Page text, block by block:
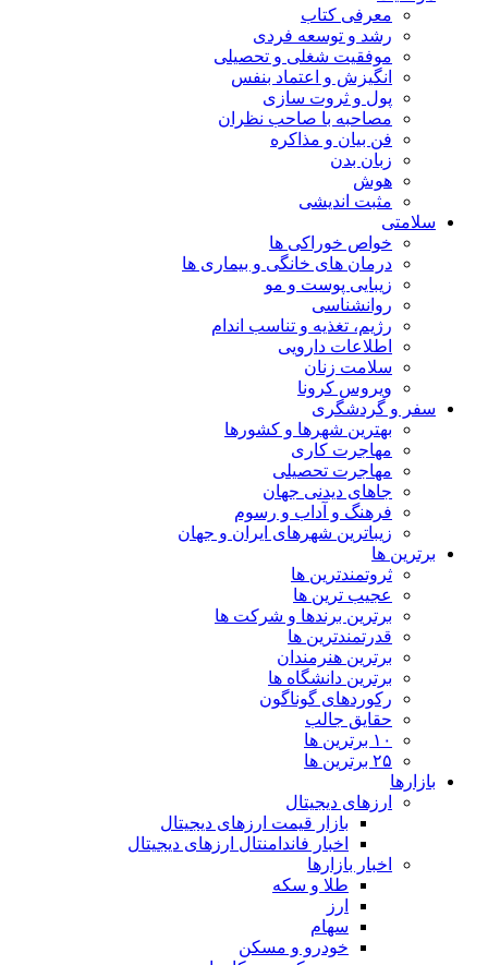
معرفی کتاب
رشد و توسعه فردی
موفقیت شغلی و تحصیلی
انگیزش و اعتماد بنفس
پول و ثروت سازی
مصاحبه با صاحب نظران
فن بیان و مذاکره
زبان بدن
هوش
مثبت اندیشی
سلامتی
خواص خوراکی ها
درمان های خانگی و بیماری ها
زیبایی پوست و مو
روانشناسی
رژیم، تغذیه و تناسب اندام
اطلاعات دارویی
سلامت زنان
ویروس کرونا
سفر و گردشگری
بهترین شهرها و کشورها
مهاجرت کاری
مهاجرت تحصیلی
جاهای دیدنی جهان
فرهنگ و آداب و رسوم
زیباترین شهرهای ایران و جهان
برترین ها
ثروتمندترین ها
عجیب ترین ها
برترین برندها و شرکت ها
قدرتمندترین ها
برترین هنرمندان
برترین دانشگاه ها
رکوردهای گوناگون
حقایق جالب
۱۰ برترین ها
۲۵ برترین ها
بازارها
ارزهای دیجیتال
بازار قیمت ارزهای دیجیتال
اخبار فاندامنتال ارزهای دیجیتال
اخبار بازارها
طلا و سکه
ارز
سهام
خودرو و مسکن